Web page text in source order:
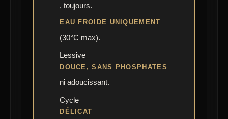
, toujours.
EAU FROIDE UNIQUEMENT
(30°C max).
Lessive
DOUCE, SANS PHOSPHATES
ni adoucissant.
Cycle
DÉLICAT